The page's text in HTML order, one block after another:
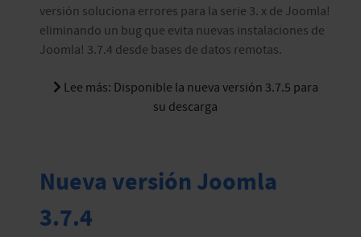
versión soluciona errores para la serie 3. x de Joomla!
eliminando un bug que evita nuevas instalaciones de
Joomla! 3.7.4 desde bases de datos remotas.
Lee más: Disponible la nueva versión 3.7.5 para
su descarga
Nueva versión Joomla
3.7.4